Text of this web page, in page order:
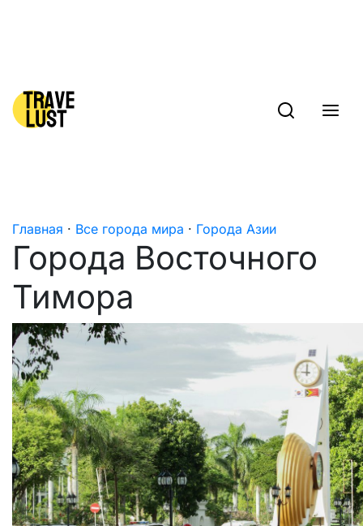
Главная · Все города мира · Города Азии
Города Восточного
Тимора